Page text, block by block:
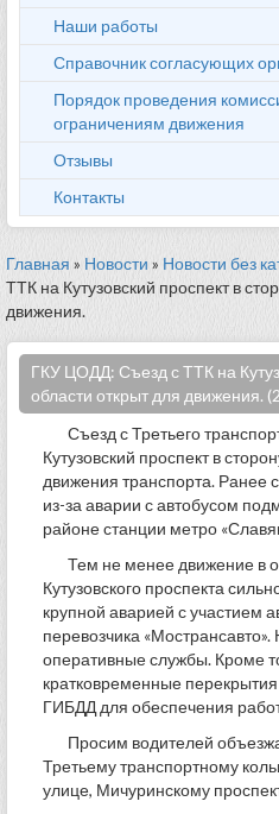
Наши работы
Справочник согласующих
Порядок проведения
ограничениям движения
Отзывы
Контакты
Главная » Новости » Новости без
ТТК на Кутузовский проспект в
движения.
ГКУ ЦОДД: Съезд с ТТК на
области открыт для движения.
Съезд с Третьего
Кутузовский проспект в
движения транспорта. Ранее
из-за аварии с автобусом
районе станции метро
Тем не менее движение в
Кутузовского проспекта
крупной аварией с участием
перевозчика
оперативные службы. Кроме
кратковременные
ГИБДД для обеспечения
Просим водителей
Третьему транспортному
улице, Мичуринскому